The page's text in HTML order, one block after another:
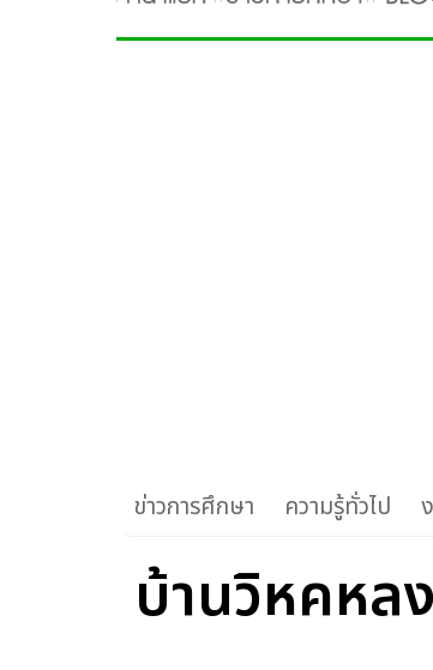
ข่าวการศึกษา ความรู้ทั่วไป
บ้านวิหคหล